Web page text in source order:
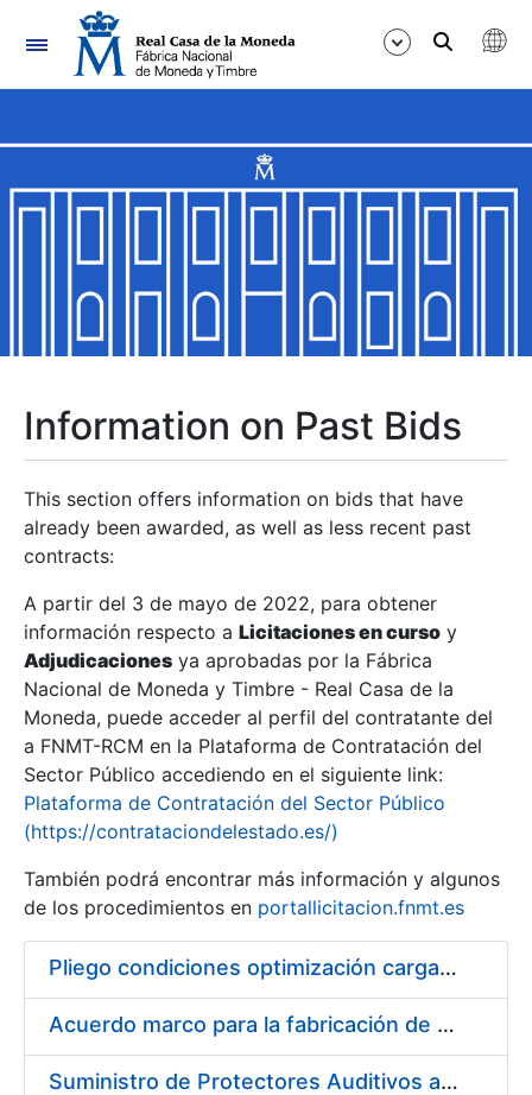
Navigation
Show/Hide
Show/Hide
Show/Hide
Show/Hide
Show/Hide
Show/Hide
Information on Past Bids
This section offers information on bids that have
already been awarded, as well as less recent past
contracts:
A partir del 3 de mayo de 2022, para obtener
información respecto a Licitaciones en curso y
Adjudicaciones ya aprobadas por la Fábrica
Nacional de Moneda y Timbre - Real Casa de la
Moneda, puede acceder al perfil del contratante del
a FNMT-RCM en la Plataforma de Contratación del
Sector Público accediendo en el siguiente link:
Plataforma de Contratación del Sector Público
(https://contrataciondelestado.es/)
También podrá encontrar más información y algunos
de los procedimientos en portallicitacion.fnmt.es
Pliego condiciones optimización cargas compras firmado
Acuerdo marco para la fabricación de piezas
Suministro de Protectores Auditivos a medida para las personas trabajadoras de los Centros de Trabajo de Madrid y Burgos